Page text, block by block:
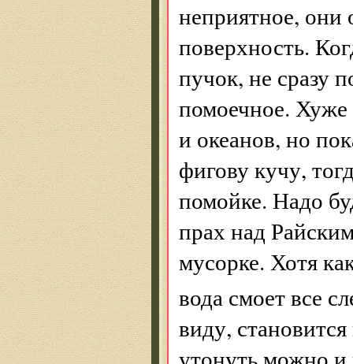
неприятное,
поверхность.
пучок, не сразу
помоечное.
и океанов, но
фигову кучу,
помойке. Надо
прах над
мусорке. Хотя
вода смоет все
виду,
утонуть можно